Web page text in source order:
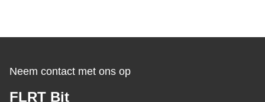
Neem contact met ons op
FLRT Bit